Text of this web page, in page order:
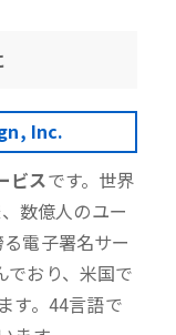
Inc.
ビスです。世界
数億人のユー
電子署名サー
でおり、米国で
す。44言語で